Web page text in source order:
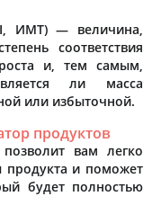
ИМТ) — величина,
соответствия
и, тем самым,
ли масса
или избыточной.
продуктов
вам легко
и поможет
будет полностью